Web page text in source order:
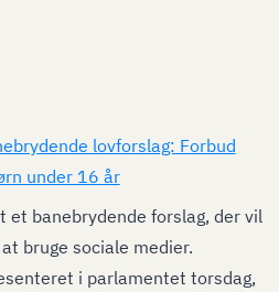
lovforslag: Forbud
under 16 år
et banebrydende forslag, der vil
bruge sociale medier.
i parlamentet torsdag,